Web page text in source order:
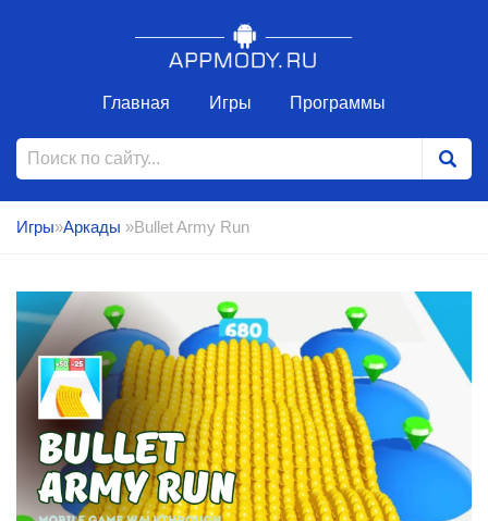
Главная Игры Программы
Игры»Аркады »Bullet Army Run